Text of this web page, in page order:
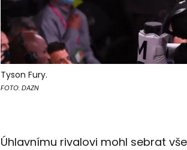
Tyson Fury.
FOTO: DAZN
Úhlavnímu rivalovi mohl sebrat